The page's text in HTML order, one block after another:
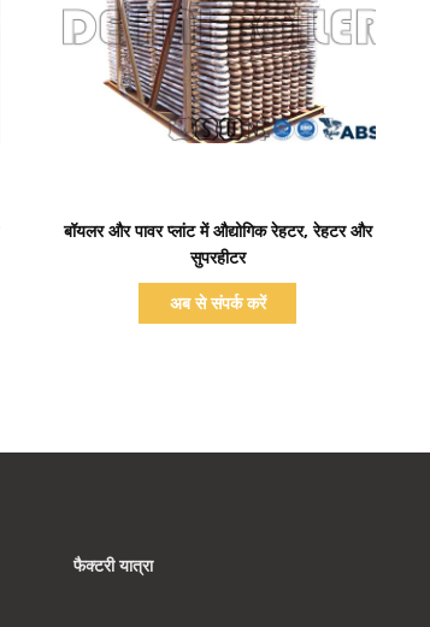
प्रदर्शन का विवरण
बॉयलर और पावर प्लांट में औद्योगिक रेहटर, रेहटर और
सुपरहीटर
अब से संपर्क करें
फैक्टरी यात्रा